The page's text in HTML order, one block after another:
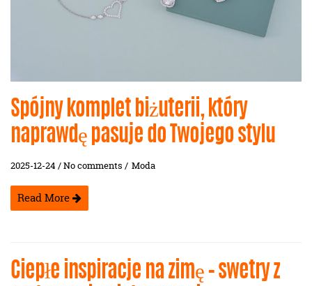
Spójny komplet biżuterii, który
naprawdę pasuje do Twojego stylu
2025-12-24 / No comments / Moda
Read More
Ciepłe inspiracje na zimę – swetry z